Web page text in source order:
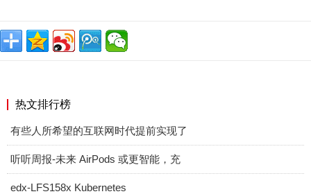
热文排行榜
有些人所希望的互联网时代提前实现了
听听周报-未来 AirPods 或更智能，充
edx-LFS158x Kubernetes